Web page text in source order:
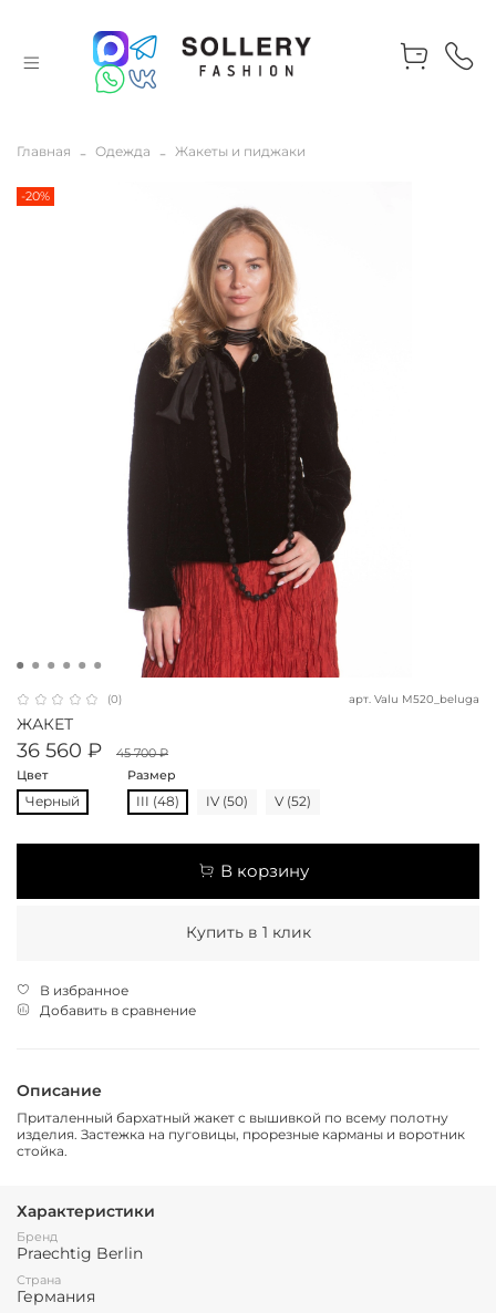
Главная Одежда Жакеты и пиджаки
-20%
(0) арт. Valu M520_beluga
ЖАКЕТ
36 560 ₽
45 700 ₽
Цвет
Черный
Размер
III (48) IV (50) V (52)
В корзину
Купить в 1 клик
В избранное
Добавить в сравнение
Описание
Приталенный бархатный жакет с вышивкой по всему полотну
изделия. Застежка на пуговицы, прорезные карманы и воротник
стойка.
Характеристики
Бренд
Praechtig Berlin
Страна
Германия